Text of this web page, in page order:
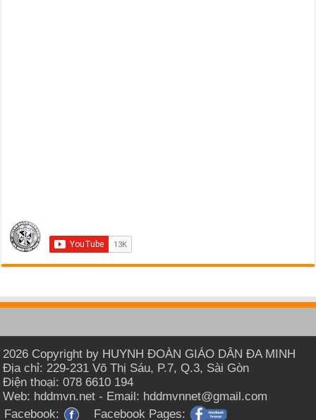
2026 Copyright by HUYNH ĐOÀN GIÁO DÂN ĐA MINH
Địa chỉ: 229-231 Võ Thị Sáu, P.7, Q.3, Sài Gòn
Điện thoại: 078 6610 194
Web: hddmvn.net - Email: hddmvnnet@gmail.com
Facebook:
Facebook Pages: